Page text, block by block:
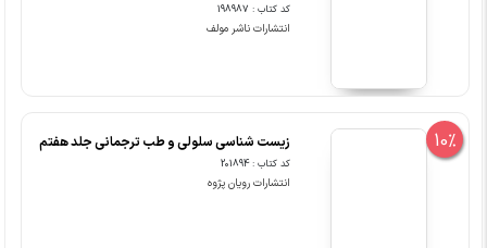
کد کتاب : 198987
انتشارات ناشر مولف
10% زیست شناسی سلولی و طب ترجمانی جلد هفتم
کد کتاب : 201894
انتشارات رویان پژوه